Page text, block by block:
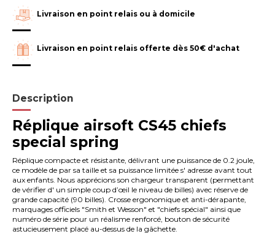
Livraison en point relais ou à domicile
Livraison en point relais offerte dès 50€ d'achat
Description
Réplique airsoft CS45 chiefs
special spring
Réplique compacte et résistante, délivrant une puissance de 0.2 joule,
ce modèle de par sa taille et sa puissance limitée s' adresse avant tout
aux enfants. Nous apprécions son chargeur transparent (permettant
de vérifier d' un simple coup d’œil le niveau de billes) avec réserve de
grande capacité (90 billes). Crosse ergonomique et anti-dérapante,
marquages officiels "Smith et Wesson" et "chiefs spécial" ainsi que
numéro de série pour un réalisme renforcé, bouton de sécurité
astucieusement placé au-dessus de la gâchette.